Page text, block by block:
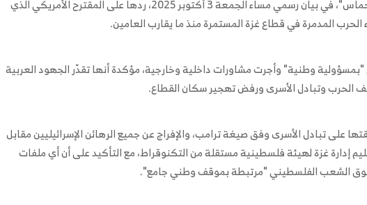
أعلنت حركة المقاومة الإسلامية "حماس"، في بيان رسمي مساء الجمعة 3 أكتوبر 2025، ردها على المقترح الأمريكي الذي
الحرب المدمرة في قطاع غزة المستمرة منذ ما يقارب العامين.
وطنية" وأجرت مشاورات داخلية وخارجية، مؤكدة أنها تقدّر الجهود العربية
الحرب وتبادل الأسرى ورفض تهجير سكان القطاع.
على تبادل الأسرى وفق صيغة ترامب، والإفراج عن جميع الرهائن الإسرائيليين مقابل
إدارة غزة لهيئة فلسطينية مستقلة من التكنوقراط، مع التأكيد على أن أي ملفات
الشعب الفلسطيني "مرتبطة بموقف وطني جامع".